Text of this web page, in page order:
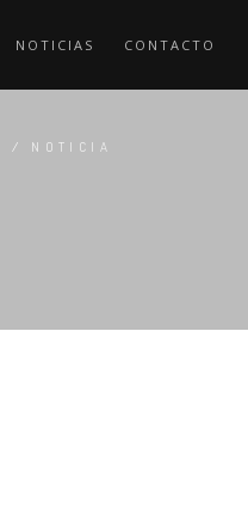
NOTICIAS CONTACTO
/ NOTICIA